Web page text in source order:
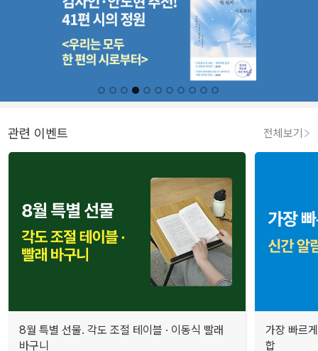
관련 이벤트 전체보기
8월 특별 선물. 각도 조절 테이블 · 이동식 빨래
바구니
가장 빠르
합